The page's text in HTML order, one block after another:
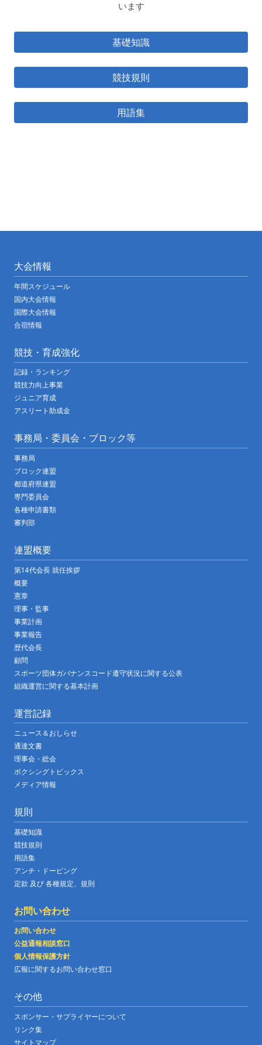
います
基礎知識
競技規則
用語集
大会情報
年間スケジュール
国内大会情報
国際大会情報
合宿情報
競技・育成強化
記録・ランキング
競技力向上事業
ジュニア育成
アスリート助成金
事務局・委員会・ブロック等
事務局
ブロック連盟
都道府県連盟
専門委員会
各種申請書類
審判部
連盟概要
第14代会長 就任挨拶
概要
憲章
理事・監事
事業計画
事業報告
歴代会長
顧問
スポーツ団体ガバナンスコード遵守状況に関する公表
組織運営に関する基本計画
運営記録
ニュース＆おしらせ
通達文書
理事会・総会
ボクシングトピックス
メディア情報
規則
基礎知識
競技規則
用語集
アンチ・ドーピング
定款 及び 各種規定、規則
お問い合わせ
お問い合わせ
公益通報相談窓口
個人情報保護方針
広報に関するお問い合わせ窓口
その他
スポンサー・サプライヤーについて
リンク集
サイトマップ